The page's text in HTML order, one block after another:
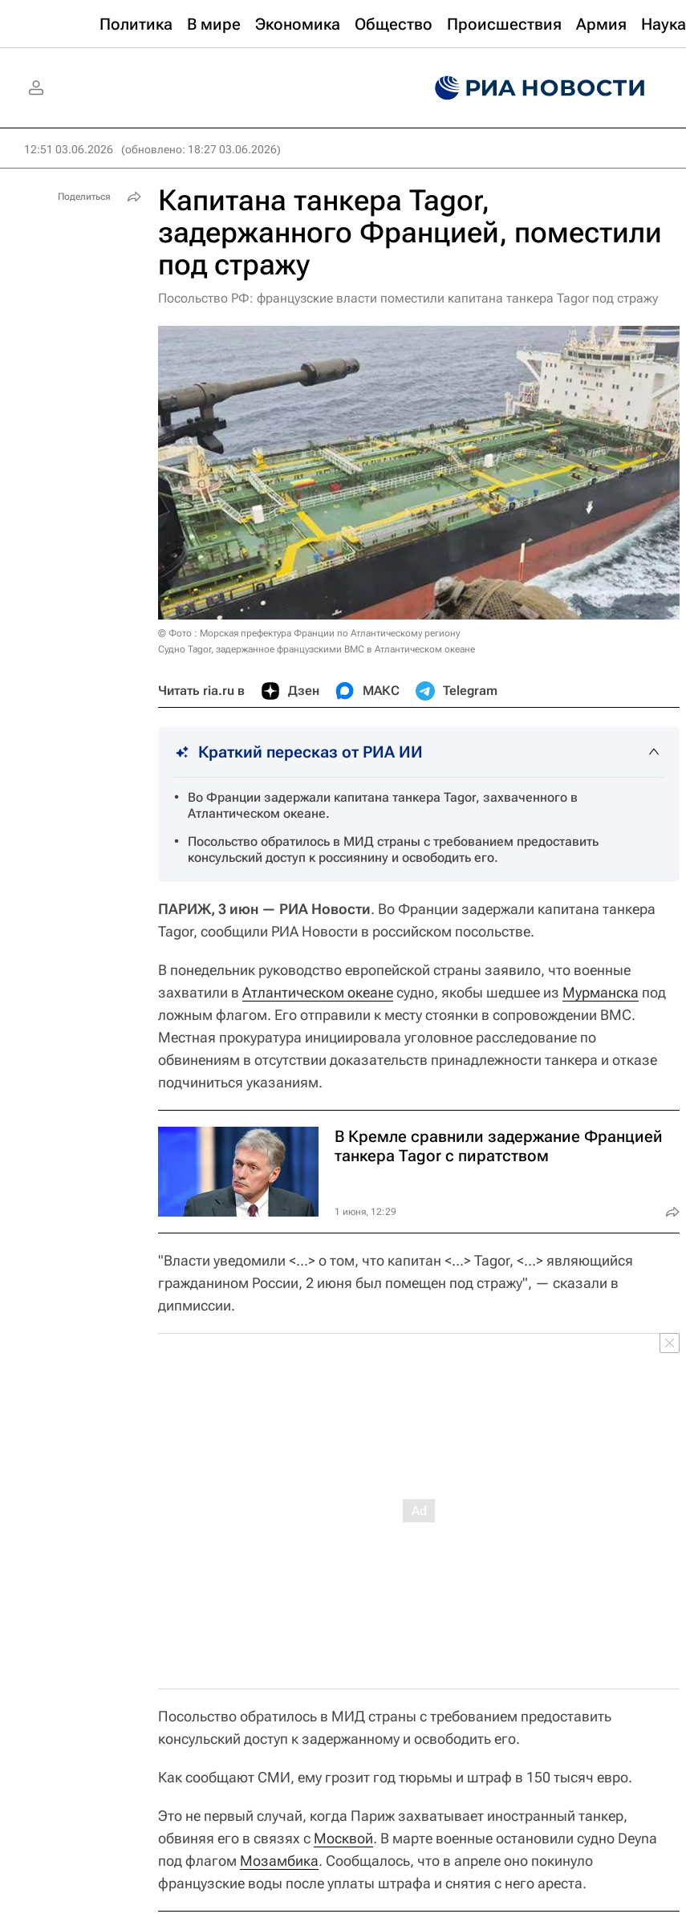
Политика В мире Экономика Общество Происшествия Армия Наука
12:51 03.06.2026 (обновлено: 18:27 03.06.2026)
Капитана танкера Tagor,
задержанного Францией, поместили
под стражу
Посольство РФ: французские власти поместили капитана танкера Tagor под стражу
© Фото : Морская префектура Франции по Атлантическому региону
Судно Tagor, задержанное французскими ВМС в Атлантическом океане
Читать ria.ru в Дзен МАКС Telegram
Краткий пересказ от РИА ИИ
Во Франции задержали капитана танкера Tagor, захваченного в
Атлантическом океане.
Посольство обратилось в МИД страны с требованием предоставить
консульский доступ к россиянину и освободить его.
ПАРИЖ, 3 июн — РИА Новости. Во Франции задержали капитана танкера
Tagor, сообщили РИА Новости в российском посольстве.
В понедельник руководство европейской страны заявило, что военные
захватили в Атлантическом океанесудно, якобы шедшее из Мурманска под
ложным флагом. Его отправили к месту стоянки в сопровождении ВМС.
Местная прокуратура инициировала уголовное расследование по
обвинениям в отсутствии доказательств принадлежности танкера и отказе
подчиниться указаниям.
В Кремле сравнили задержание Францией
танкера Tagor с пиратством
1 июня, 12:29
"Власти уведомили <...> о том, что капитан <...> Tagor, <...> являющийся
гражданином России, 2 июня был помещен под стражу", — сказали в
дипмиссии.
Посольство обратилось в МИД страны с требованием предоставить
консульский доступ к задержанному и освободить его.
Как сообщают СМИ, ему грозит год тюрьмы и штраф в 150 тысяч евро.
Это не первый случай, когда Париж захватывает иностранный танкер,
обвиняя его в связях с Москвой. В марте военные остановили судно Deyna
под флагом Мозамбика. Сообщалось, что в апреле оно покинуло
французские воды после уплаты штрафа и снятия с него ареста.
Поделиться